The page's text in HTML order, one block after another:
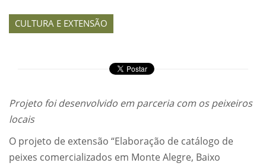
CULTURA E EXTENSÃO
Projeto foi desenvolvido em parceria com os peixeiros
locais
O projeto de extensão “Elaboração de catálogo de
peixes comercializados em Monte Alegre, Baixo